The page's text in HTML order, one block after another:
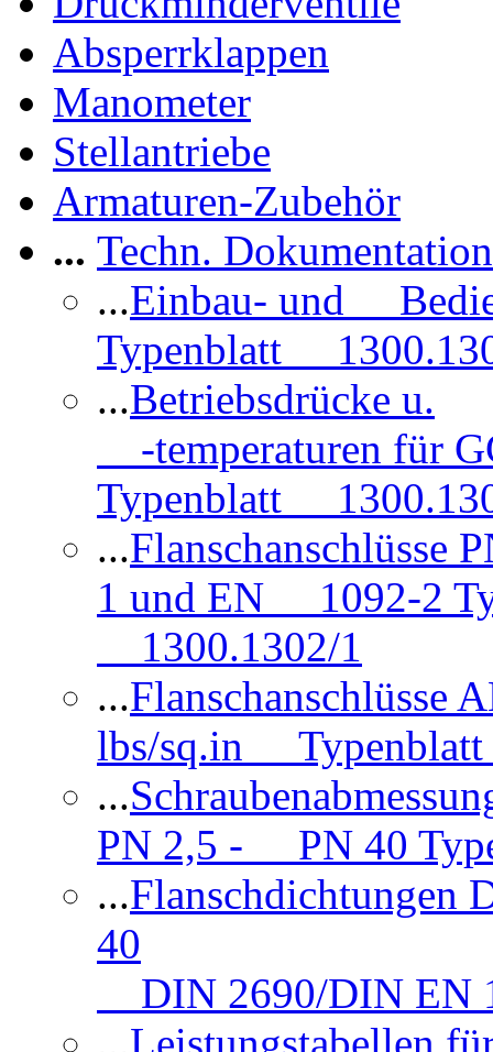
Absperrklappen
Manometer
Stellantriebe
Armaturen-Zubehör
... Techn.
...Einbau- und
Typenblatt
...Betriebsdrücke u.
-temperaturen für
Typenblatt
...
1 und EN 1092-2
1300.1302/1
...
lbs/sq.in Typenblatt
...
PN 2,5 - PN 40
...
40
DIN 2690/DIN EN